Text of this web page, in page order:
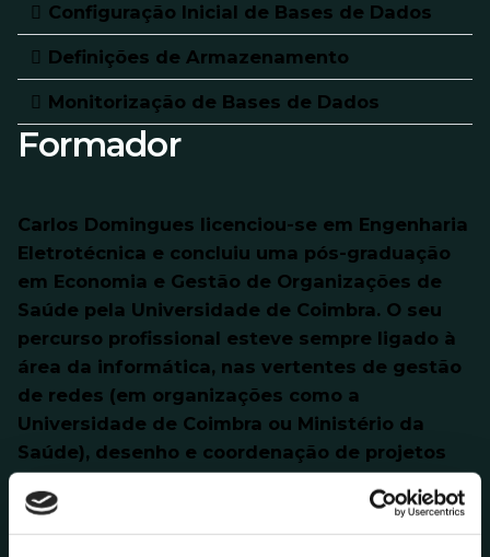
Configuração Inicial de Bases de Dados
Definições de Armazenamento
Monitorização de Bases de Dados
Formador
Carlos Domingues licenciou-se em Engenharia
Eletrotécnica e concluiu uma pós-graduação
em Economia e Gestão de Organizações de
Saúde pela Universidade de Coimbra. O seu
percurso profissional esteve sempre ligado à
área da informática, nas vertentes de gestão
de redes (em organizações como a
Universidade de Coimbra ou Ministério da
Saúde), desenho e coordenação de projetos
datacenter (AIBILI). Foi docente da disciplina
de Sistemas de Informação na Escola Superior